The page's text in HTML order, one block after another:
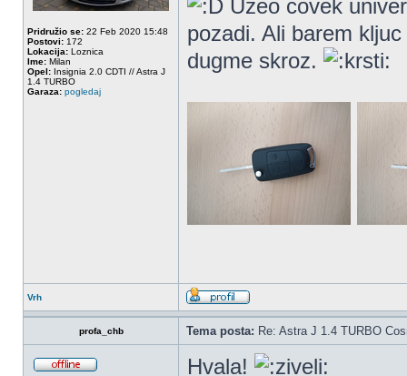
Pridružio se: 22 Feb 2020 15:48
Postovi: 172
Lokacija: Loznica
Ime: Milan
Opel: Insignia 2.0 CDTI // Astra J
1.4 TURBO
Garaza: pogledaj
Uzeo covek
pozadi. Ali barem
dugme skroz.
Vrh
profa_chb Tema posta: Re: Astra J 1.4 TURBO
Hvala!